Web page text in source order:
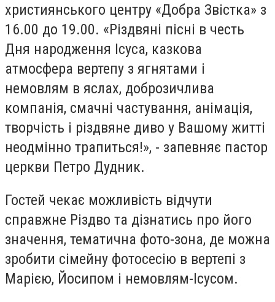
християнського центру «Добра Звістка» з
16.00 до 19.00. «Різдвяні пісні в честь
Дня народження Ісуса, казкова
атмосфера вертепу з ягнятами і
немовлям в яслах, доброзичлива
компанія, смачні частування, анімація,
творчість і різдвяне диво у Вашому житті
неодмінно трапиться!», - запевняє пастор
церкви Петро Дудник.
Гостей чекає можливість відчути
справжне Різдво та дізнатись про його
значення, тематична фото-зона, де можна
зробити сімейну фотосесію в вертепі з
Марією, Йосипом і немовлям-Ісусом.